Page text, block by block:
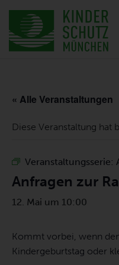
« Alle Veranstaltungen
Diese Veranstaltung hat
Veranstaltungsserie:
Anfragen zur
12. Mai um 10:00
Kommt vorbei, wenn
Kindergeburtstag oder